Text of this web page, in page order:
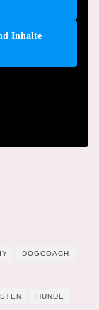
Inhalte
DOGCOACH
HUNDE